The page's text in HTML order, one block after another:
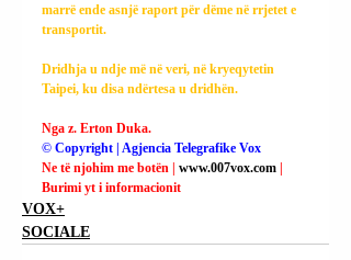
marrë ende asnjë raport për dëme në rrjetet e
transportit.
Dridhja u ndje më në veri, në kryeqytetin
Taipei, ku disa ndërtesa u dridhën.
Nga z. Erton Duka.
© Copyright | Agjencia Telegrafike Vox
Ne të njohim me botën | www.007vox.com |
Burimi yt i informacionit
VOX+
SOCIALE